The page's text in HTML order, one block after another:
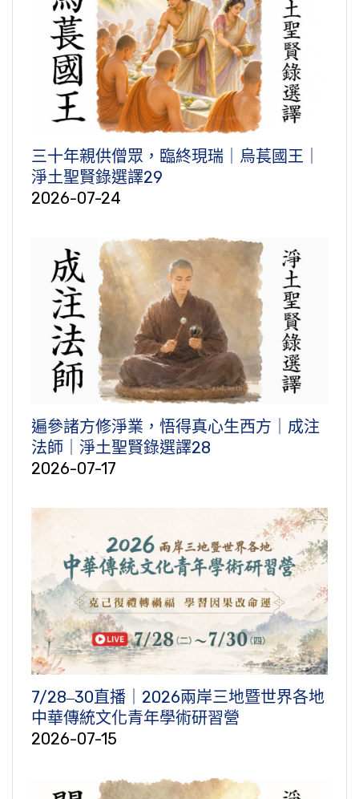
三十年親供僧眾，臨終現瑞｜烏萇國王｜
淨土聖賢錄選譯29
2026-07-24
遍參諸方修淨業，悟得真心生西方｜成注
法師｜淨土聖賢錄選譯28
2026-07-17
7/28‒30直播｜2026兩岸三地暨世界各地
中華傳統文化青年學術研習營
2026-07-15